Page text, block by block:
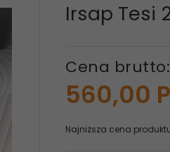
Irsap Tesi
Cena brutto:
560,00
Najniższa cena